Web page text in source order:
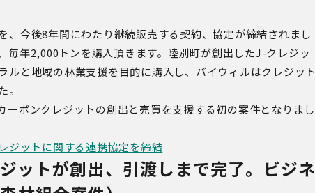
、今後8年間にわたり継続販売する契約、協定が締結されまし
毎年2,000 トンを購入頂きます。陸別町が創出したJ-クレジッ
ルと地域の林業支援を目的に購入し、バイウィルはクレジット
。
ーボンクレジットの創出と売買を支援する初の案件となりまし
ジットに関する連携協定を締結
ットが創出、引渡しまで完了。ビジネ